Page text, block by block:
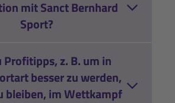
mit Sanct Bernhard
Sport?
Profitipps, z. B. um in
besser zu werden,
bleiben, im Wettkampf